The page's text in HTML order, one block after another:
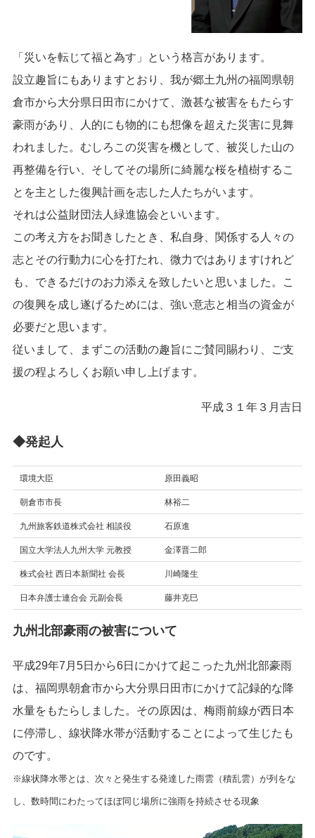
「災いを転じて福と為す」という格言があります。
設立趣旨にもありますとおり、我が郷土九州の福岡県朝
倉市から大分県日田市にかけて、激甚な被害をもたらす
豪雨があり、人的にも物的にも想像を超えた災害に見舞
われました。むしろこの災害を機として、被災した山の
再整備を行い、そしてその場所に綺麗な桜を植樹するこ
とを主とした復興計画を志した人たちがいます。
それは公益財団法人緑進協会といいます。
この考え方をお聞きしたとき、私自身、関係する人々の
志とその行動力に心を打たれ、微力ではありますけれど
も、できるだけのお力添えを致したいと思いました。こ
の復興を成し遂げるためには、強い意志と相当の資金が
必要だと思います。
従いまして、まずこの活動の趣旨にご賛同賜わり、ご支
援の程よろしくお願い申し上げます。
平成３１年３月吉日
◆発起人
環境大臣 原田義昭
朝倉市市長 林裕二
九州旅客鉄道株式会社 相談役 石原進
国立大学法人九州大学 元教授 金澤晋二郎
株式会社 西日本新聞社 会長 川崎隆生
日本弁護士連合会 元副会長 藤井克巳
九州北部豪雨の被害について
平成29年7月5日から6日にかけて起こった九州北部豪雨
は、福岡県朝倉市から大分県日田市にかけて記録的な降
水量をもたらしました。その原因は、梅雨前線が西日本
に停滞し、線状降水帯が活動することによって生じたも
のです。
※線状降水帯とは、次々と発生する発達した雨雲（積乱雲）が列をな
し、数時間にわたってほぼ同じ場所に強雨を持続させる現象